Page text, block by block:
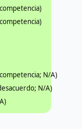
N/A)
N/A)